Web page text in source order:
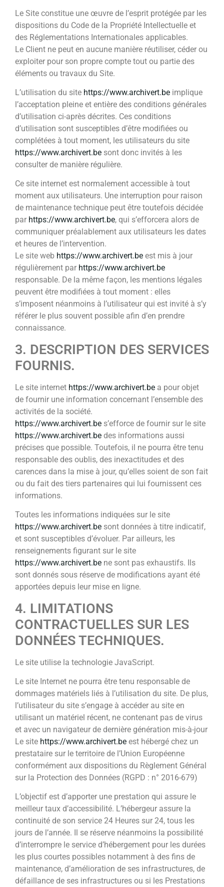
Le Site constitue une œuvre de l’esprit protégée par les
dispositions du Code de la Propriété Intellectuelle et
des Réglementations Internationales applicables.
Le Client ne peut en aucune manière réutiliser, céder ou
exploiter pour son propre compte tout ou partie des
éléments ou travaux du Site.
L’utilisation du site https://www.archivert.be implique
l’acceptation pleine et entière des conditions générales
d’utilisation ci-après décrites. Ces conditions
d’utilisation sont susceptibles d’être modifiées ou
complétées à tout moment, les utilisateurs du site
https://www.archivert.be sont donc invités à les
consulter de manière régulière.
Ce site internet est normalement accessible à tout
moment aux utilisateurs. Une interruption pour raison
de maintenance technique peut être toutefois décidée
par https://www.archivert.be, qui s’efforcera alors de
communiquer préalablement aux utilisateurs les dates
et heures de l’intervention.
Le site web https://www.archivert.be est mis à jour
régulièrement par https://www.archivert.be
responsable. De la même façon, les mentions légales
peuvent être modifiées à tout moment : elles
s’imposent néanmoins à l’utilisateur qui est invité à s’y
référer le plus souvent possible afin d’en prendre
connaissance.
3. DESCRIPTION DES SERVICES
FOURNIS.
Le site internet https://www.archivert.be a pour objet
de fournir une information concernant l’ensemble des
activités de la société.
https://www.archivert.be s’efforce de fournir sur le site
https://www.archivert.be des informations aussi
précises que possible. Toutefois, il ne pourra être tenu
responsable des oublis, des inexactitudes et des
carences dans la mise à jour, qu’elles soient de son fait
ou du fait des tiers partenaires qui lui fournissent ces
informations.
Toutes les informations indiquées sur le site
https://www.archivert.be sont données à titre indicatif,
et sont susceptibles d’évoluer. Par ailleurs, les
renseignements figurant sur le site
https://www.archivert.be ne sont pas exhaustifs. Ils
sont donnés sous réserve de modifications ayant été
apportées depuis leur mise en ligne.
4. LIMITATIONS
CONTRACTUELLES SUR LES
DONNÉES TECHNIQUES.
Le site utilise la technologie JavaScript.
Le site Internet ne pourra être tenu responsable de
dommages matériels liés à l’utilisation du site. De plus,
l’utilisateur du site s’engage à accéder au site en
utilisant un matériel récent, ne contenant pas de virus
et avec un navigateur de dernière génération mis-à-jour
Le site https://www.archivert.be est hébergé chez un
prestataire sur le territoire de l’Union Européenne
conformément aux dispositions du Règlement Général
sur la Protection des Données (RGPD : n° 2016-679)
L’objectif est d’apporter une prestation qui assure le
meilleur taux d’accessibilité. L’hébergeur assure la
continuité de son service 24 Heures sur 24, tous les
jours de l’année. Il se réserve néanmoins la possibilité
d’interrompre le service d’hébergement pour les durées
les plus courtes possibles notamment à des fins de
maintenance, d’amélioration de ses infrastructures, de
défaillance de ses infrastructures ou si les Prestations